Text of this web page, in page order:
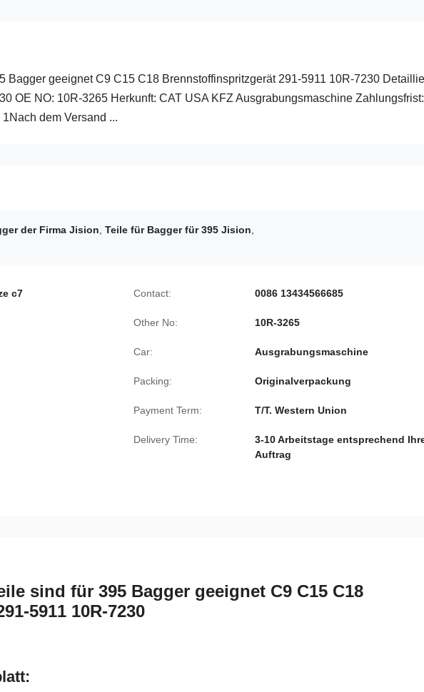
Bagger geeignet C9 C15 C18 Brennstoffinspritzgerät 291-5911 10R-7230
OE NO: 10R-3265 Herkunft: CAT USA KFZ Ausgrabungsmaschine
dem Versand ...
der Firma Jision Teile für Bagger für 395 Jision
c7 Contact: 0086 13434566685
Other No: 10R-3265
Car: Ausgrabungsmaschine
Packing: Originalverpackung
Payment Term: T/T. Western Union
Delivery Time:
3-10 Arbeitstage entsprechend
Auftrag
sind für 395 Bagger geeignet C9 C15 C18
5911 10R-7230